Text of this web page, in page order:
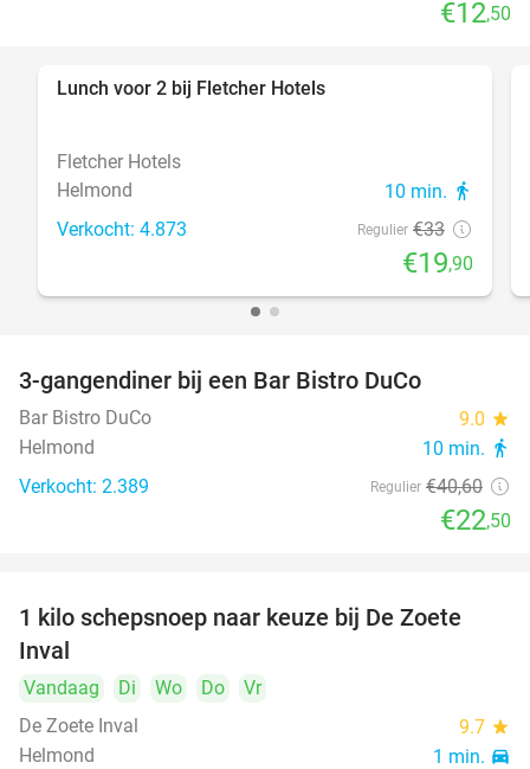
€12,50
Lunch voor 2 bij Fletcher Hotels
Fletcher Hotels
Helmond
10 min. directions_walk
Verkocht: 4.873 Regulier €33
€19,90
3-gangendiner bij een Bar Bistro DuCo
Bar Bistro DuCo 9.0 star
Helmond 10 min. directions_walk
Verkocht: 2.389 Regulier €40,60
€22,50
32%
1 kilo schepsnoep naar keuze bij De Zoete
Inval
Vandaag Di Wo Do
Vr
De Zoete Inval
9.7 star
Helmond 1 min. directions_car